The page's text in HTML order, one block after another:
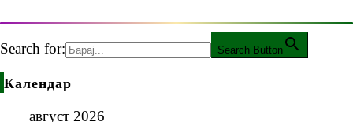
Search for: Search Button
Календар
август 2026